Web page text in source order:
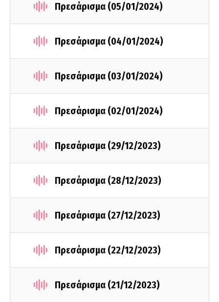
Πρεσάρισμα (05/01/2024)
Πρεσάρισμα (04/01/2024)
Πρεσάρισμα (03/01/2024)
Πρεσάρισμα (02/01/2024)
Πρεσάρισμα (29/12/2023)
Πρεσάρισμα (28/12/2023)
Πρεσάρισμα (27/12/2023)
Πρεσάρισμα (22/12/2023)
Πρεσάρισμα (21/12/2023)